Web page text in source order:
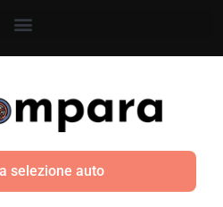
selezione auto